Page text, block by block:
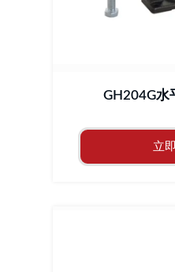
GH204G水
立